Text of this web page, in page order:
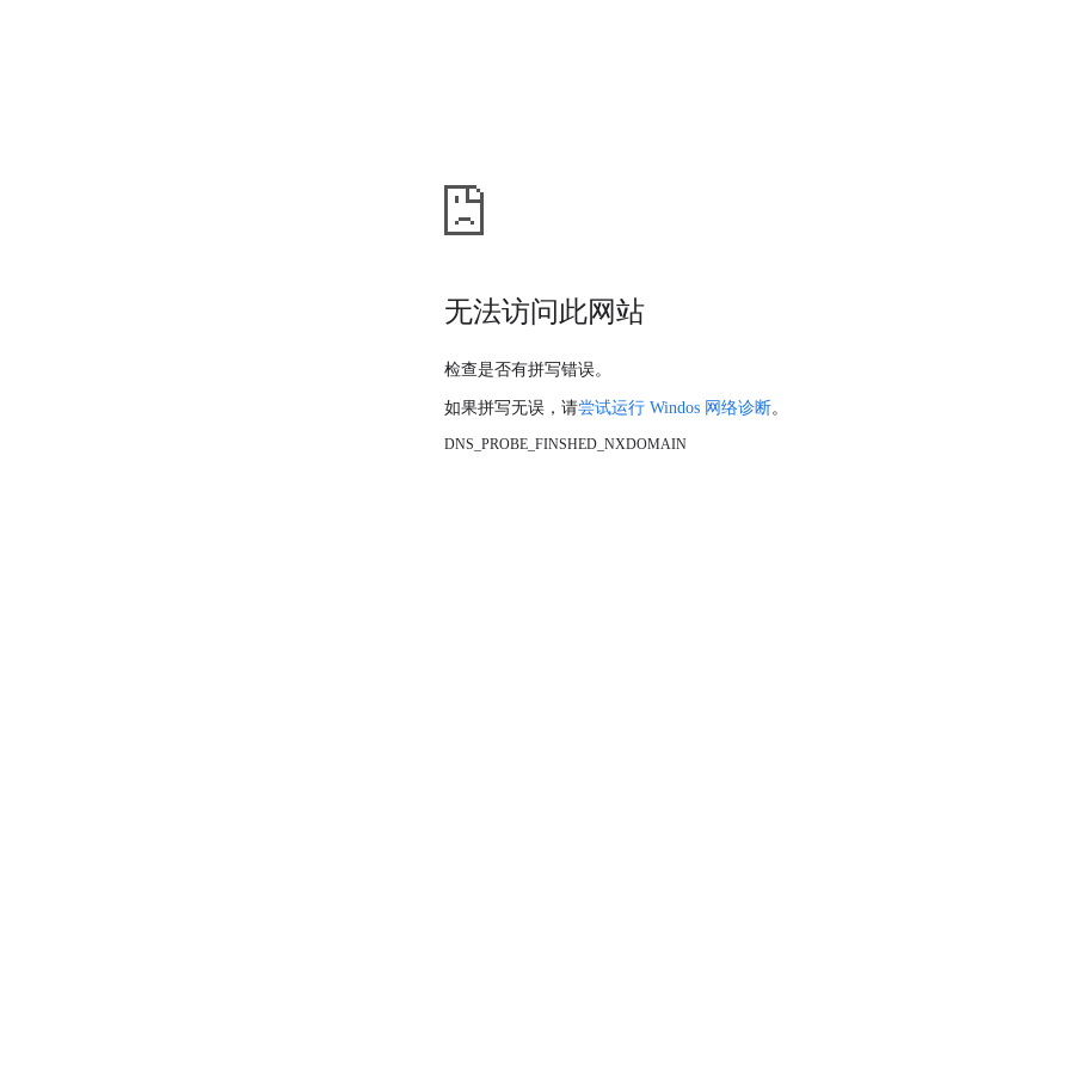
无法访问此网站
检查是否有拼写错误。
如果拼写无误，请尝试运行 Windos 网络诊断。
DNS_PROBE_FINSHED_NXDOMAIN